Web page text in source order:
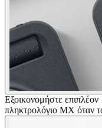
Εξοικονομήστε
πληκτρολόγιο MX όταν